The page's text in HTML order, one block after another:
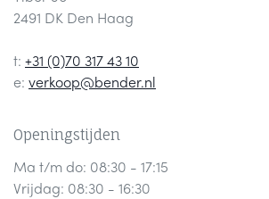
2491 DK Den Haag
t: +31 (0)70 317 43 10
e: verkoop@bender.nl
Openingstijden
Ma t/m do: 08:30 - 17:15
Vrijdag: 08:30 - 16:30